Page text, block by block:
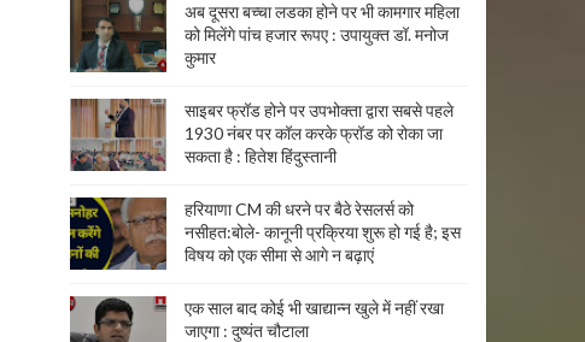
अब दूसरा बच्चा लडका होने पर भी कामगार महिला
को मिलेंगे पांच हजार रूपए : उपायुक्त डॉ. मनोज
कुमार
साइबर फ्रॉड होने पर उपभोक्ता द्वारा सबसे पहले
1930 नंबर पर कॉल करके फ्रॉड को रोका जा
सकता है : हितेश हिंदुस्तानी
हरियाणा CM की धरने पर बैठे रेसलर्स को
नसीहत:बोले- कानूनी प्रक्रिया शुरू हो गई है; इस
विषय को एक सीमा से आगे न बढ़ाएं
एक साल बाद कोई भी खाद्यान्न खुले में नहीं रखा
जाएगा : दुष्यंत चौटाला